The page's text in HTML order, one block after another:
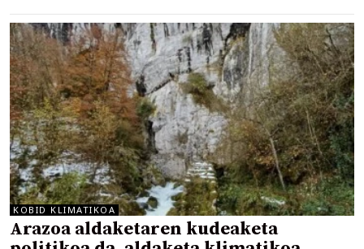
KOBID KLIMATIKOA
Arazoa aldaketaren kudeaketa